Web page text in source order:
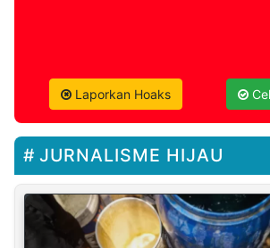
Laporkan Hoaks
JURNALISME HIJAU